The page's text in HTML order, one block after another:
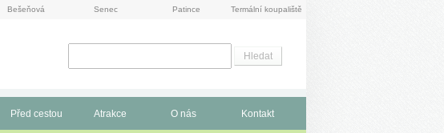
Bešeňová Senec Patince Termální koupaliště
Před cestou Atrakce O nás Kontakt